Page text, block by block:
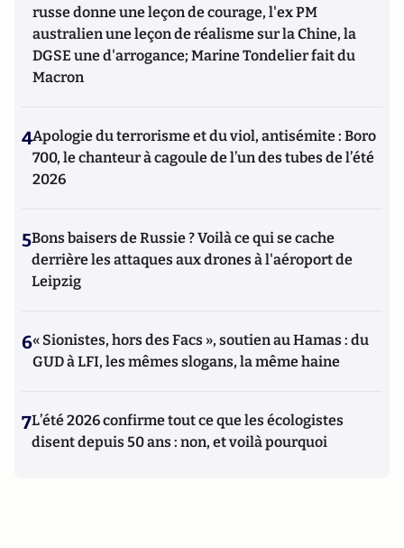
russe donne une leçon de courage, l'ex PM
australien une leçon de réalisme sur la Chine, la
DGSE une d'arrogance; Marine Tondelier fait du
Macron
4Apologie du terrorisme et du viol, antisémite : Boro
700, le chanteur à cagoule de l’un des tubes de l’été
2026
5Bons baisers de Russie ? Voilà ce qui se cache
derrière les attaques aux drones à l'aéroport de
Leipzig
6« Sionistes, hors des Facs », soutien au Hamas : du
GUD à LFI, les mêmes slogans, la même haine
7L’été 2026 confirme tout ce que les écologistes
disent depuis 50 ans : non, et voilà pourquoi